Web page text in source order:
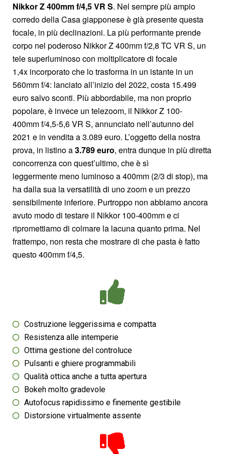
Nikkor Z 400mm f/4,5 VR S. Nel sempre più ampio
corredo della Casa giapponese è già presente questa
focale, in più declinazioni. La più performante prende
corpo nel poderoso Nikkor Z 400mm f/2,8 TC VR S, un
tele superluminoso con moltiplicatore di focale
1,4x incorporato che lo trasforma in un istante in un
560mm f/4: lanciato all’inizio del 2022, costa 15.499
euro salvo sconti. Più abbordabile, ma non proprio
popolare, è invece un telezoom, il Nikkor Z 100-
400mm f/4,5-5,6 VR S, annunciato nell’autunno del
2021 e in vendita a 3.089 euro. L’oggetto della nostra
prova, in listino a3.789 euro, entra dunque in più diretta
concorrenza con quest’ultimo, che è sì
leggermente meno luminoso a 400mm (2/3 di stop), ma
ha dalla sua la versatilità di uno zoom e un prezzo
sensibilmente inferiore. Purtroppo non abbiamo ancora
avuto modo di testare il Nikkor 100-400mm e ci
ripromettiamo di colmare la lacuna quanto prima. Nel
frattempo, non resta che mostrare di che pasta è fatto
questo 400mm f/4,5.
Costruzione leggerissima e compatta
Resistenza alle intemperie
Ottima gestione del controluce
Pulsanti e ghiere programmabili
Qualità ottica anche a tutta apertura
Bokeh molto gradevole
Autofocus rapidissimo e finemente gestibile
Distorsione virtualmente assente